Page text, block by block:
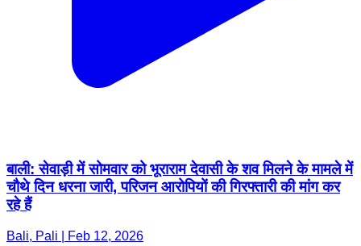
बाली: सेवाड़ी में सोमवार को भूराराम देवासी के शव मिलने के मामले में
चौथे दिन धरना जारी, परिजन आरोपियों की गिरफ्तारी की मांग कर
रहे हैं
Bali, Pali | Feb 12, 2026